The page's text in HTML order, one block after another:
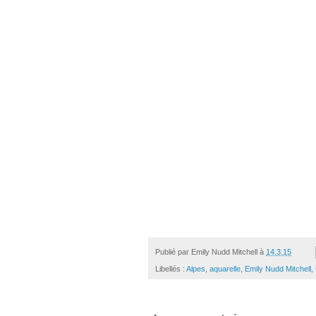
Publié par Emily Nudd Mitchell à 14.3.15
Libellés : Alpes aquarelle Emily Nudd Mitchell